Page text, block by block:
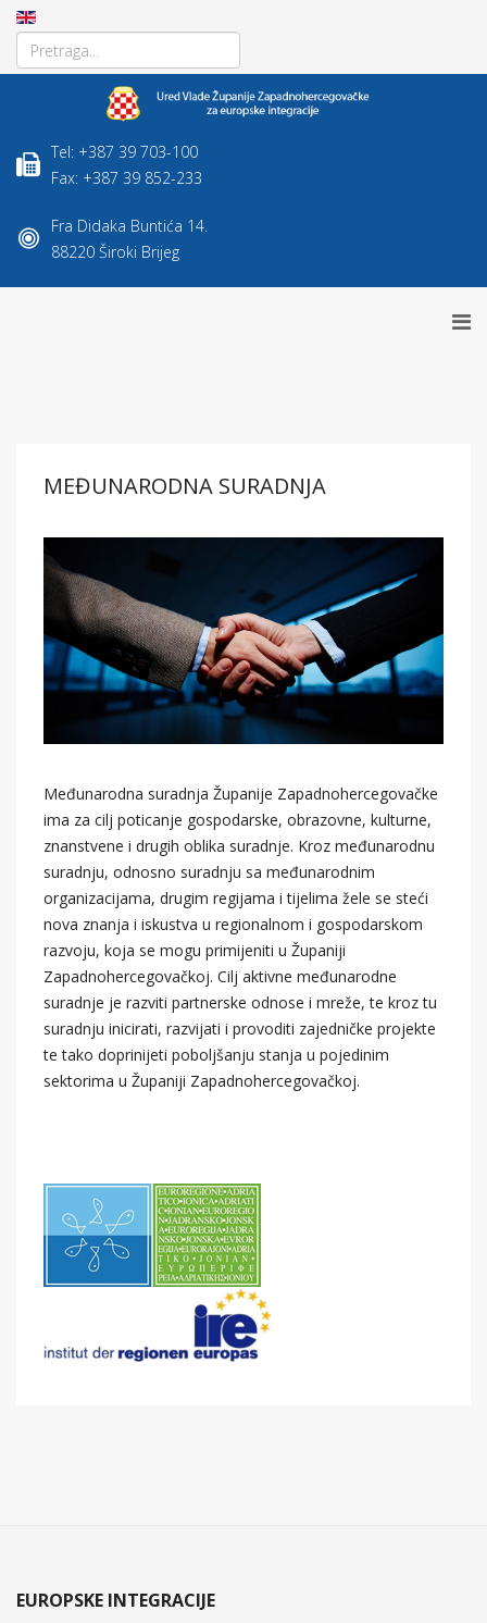
Tel: +387 39 703-100
Fax: +387 39 852-233
Fra Didaka Buntića 14.
88220 Široki Brijeg
MEĐUNARODNA SURADNJA
Međunarodna suradnja Županije Zapadnohercegovačke
ima za cilj poticanje gospodarske, obrazovne, kulturne,
znanstvene i drugih oblika suradnje. Kroz međunarodnu
suradnju, odnosno suradnju sa međunarodnim
organizacijama, drugim regijama i tijelima žele se steći
nova znanja i iskustva u regionalnom i gospodarskom
razvoju, koja se mogu primijeniti u Županiji
Zapadnohercegovačkoj. Cilj aktivne međunarodne
suradnje je razviti partnerske odnose i mreže, te kroz tu
suradnju inicirati, razvijati i provoditi zajedničke projekte
te tako doprinijeti poboljšanju stanja u pojedinim
sektorima u Županiji Zapadnohercegovačkoj.
EUROPSKE INTEGRACIJE